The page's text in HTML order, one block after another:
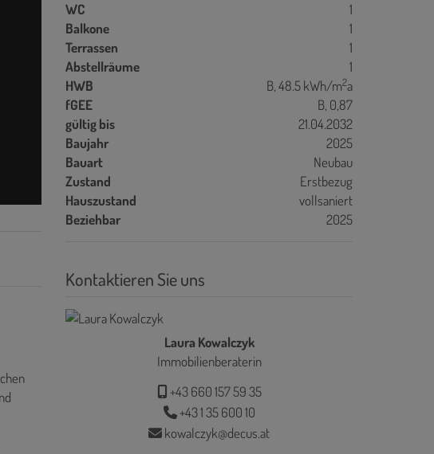
WC
1
Balkone
1
Terrassen
1
Abstellräume
1
HWB
B, 48.5 kWh/m2a
fGEE
B, 0,87
gültig bis
21.04.2032
Baujahr
2025
Bauart
Neubau
Zustand
Erstbezug
Hauszustand
vollsaniert
Beziehbar
2025
Kontaktieren Sie uns
Laura Kowalczyk
Immobilienberaterin
+43 660 157 59 35
+43 1 35 600 10
kowalczyk@decus.at